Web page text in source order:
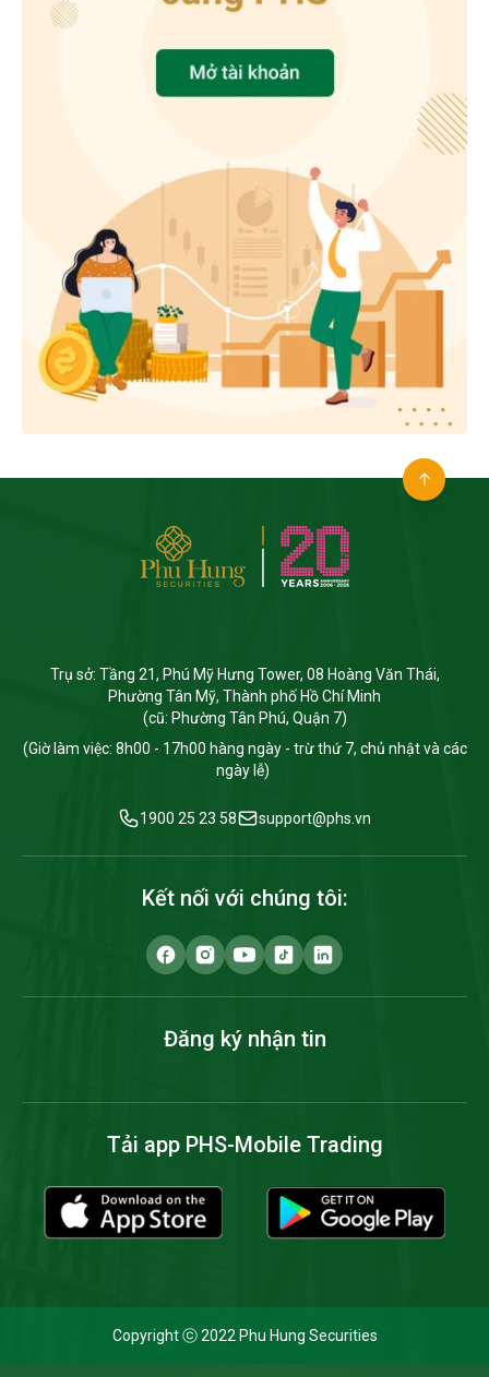
Trụ sở: Tầng 21, Phú Mỹ Hưng Tower, 08 Hoàng Văn Thái,
Phường Tân Mỹ, Thành phố Hồ Chí Minh
(cũ: Phường Tân Phú, Quận 7)
(Giờ làm việc: 8h00 - 17h00 hàng ngày - trừ thứ 7, chủ nhật và các
ngày lễ)
1900 25 23 58 support@phs.vn
Kết nối với chúng tôi:
Đăng ký nhận tin
Tải app PHS-Mobile Trading
Copyright ⓒ 2022 Phu Hung Securities